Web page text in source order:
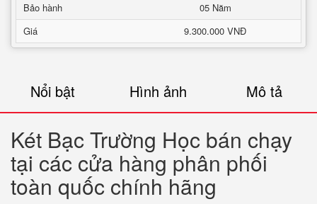
Bảo hành
05 Năm
Giá
9.300.000 VNĐ
Nổi bật Hình ảnh Mô tả
Két Bạc Trường Học bán chạy
tại các cửa hàng phân phối
toàn quốc chính hãng